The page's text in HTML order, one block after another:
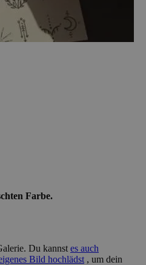
Farbe.
Du kannst es auch
Bild hochlädst , um dein